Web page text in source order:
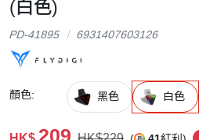
(白色)
PD-41895 6931407603126
顏色: 黑色 白色
209